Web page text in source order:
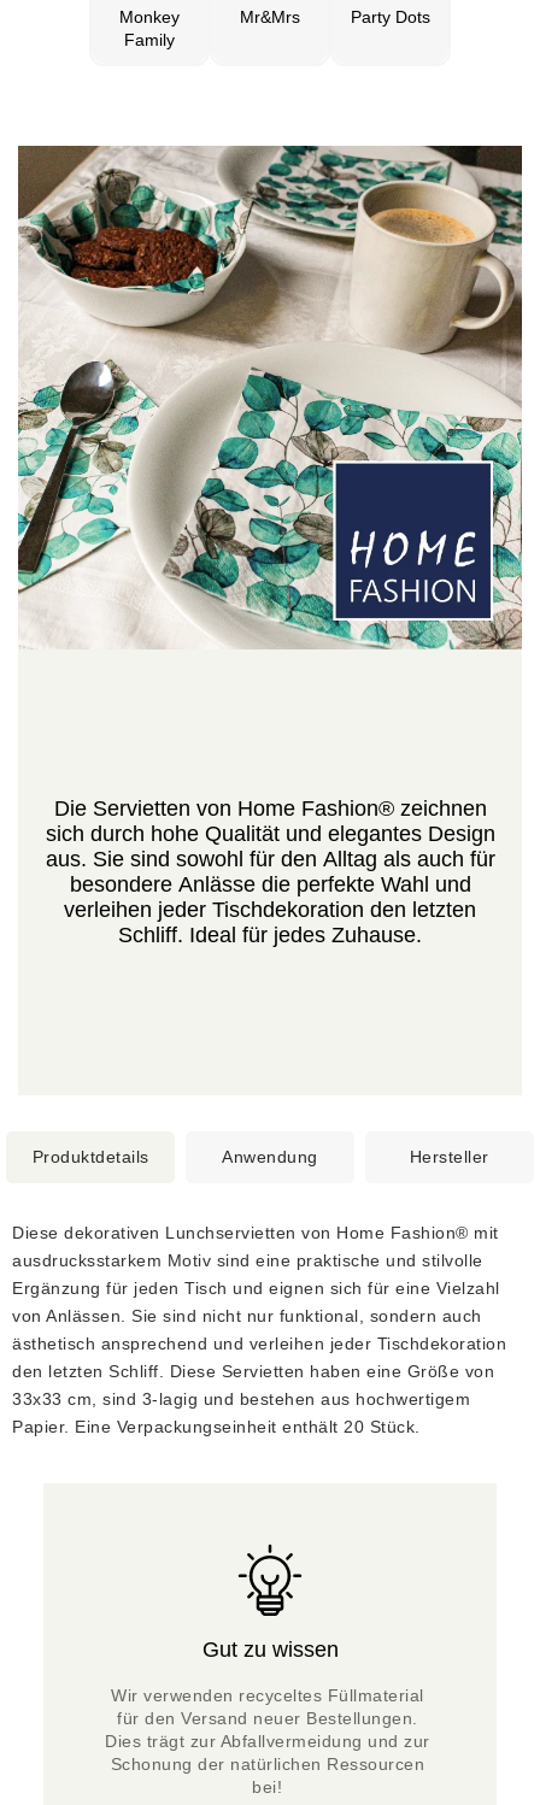
Monkey
Family
Mr&Mrs Party Dots
Die Servietten von Home Fashion® zeichnen
sich durch hohe Qualität und elegantes Design
aus. Sie sind sowohl für den Alltag als auch für
besondere Anlässe die perfekte Wahl und
verleihen jeder Tischdekoration den letzten
Schliff. Ideal für jedes Zuhause.
Produktdetails Anwendung Hersteller
Diese dekorativen Lunchservietten von Home Fashion® mit
ausdrucksstarkem Motiv sind eine praktische und stilvolle
Ergänzung für jeden Tisch und eignen sich für eine Vielzahl
von Anlässen. Sie sind nicht nur funktional, sondern auch
ästhetisch ansprechend und verleihen jeder Tischdekoration
den letzten Schliff. Diese Servietten haben eine Größe von
33x33 cm, sind 3-lagig und bestehen aus hochwertigem
Papier. Eine Verpackungseinheit enthält 20 Stück.
Gut zu wissen
Wir verwenden recyceltes Füllmaterial
für den Versand neuer Bestellungen.
Dies trägt zur Abfallvermeidung und zur
Schonung der natürlichen Ressourcen
bei!